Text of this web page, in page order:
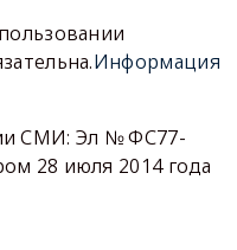
Информация
СМИ: Эл № ФС77-
28 июля 2014 года